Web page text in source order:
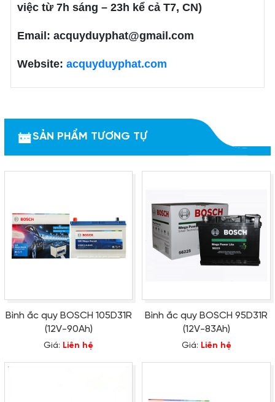
việc từ 7h sáng – 23h kể cả T7, CN)
Email: acquyduyphat@gmail.com
Website: acquyduyphat.com
SẢN PHẨM TƯƠNG TỰ
Bình ắc quy BOSCH 105D31R
(12V-90Ah)
Giá: Liên hệ
Bình ắc quy BOSCH 95D31R
(12V-83Ah)
Giá: Liên hệ